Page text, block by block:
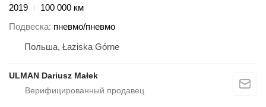
2019
100 000 км
Подвеска пневмо/пневмо
Польша, Łaziska Górne
ULMAN Dariusz Małek